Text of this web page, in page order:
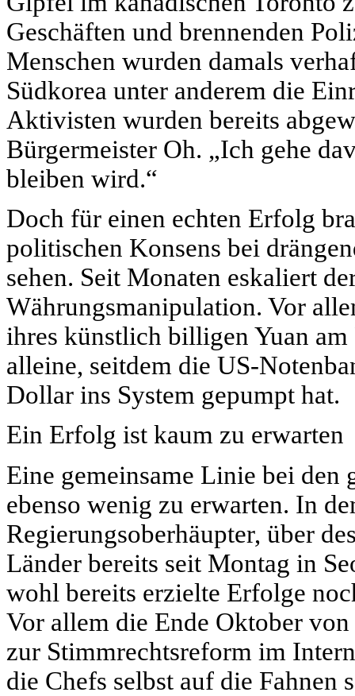
Geschäften und brennenden
Menschen wurden damals
Südkorea unter anderem die
Aktivisten wurden bereits
Bürgermeister Oh. „Ich gehe
bleiben wird.“
Doch für einen echten Erfolg
politischen Konsens bei
sehen. Seit Monaten eskaliert
Währungsmanipulation. Vor
ihres künstlich billigen Yuan
alleine, seitdem die US-
Dollar ins System gepumpt hat.
Ein Erfolg ist kaum zu erwarten
Eine gemeinsame Linie bei
ebenso wenig zu erwarten. In
Regierungsoberhäupter, über
Länder bereits seit Montag in
wohl bereits erzielte Erfolge
Vor allem die Ende Oktober
zur Stimmrechtsreform im
die Chefs selbst auf die Fahnen